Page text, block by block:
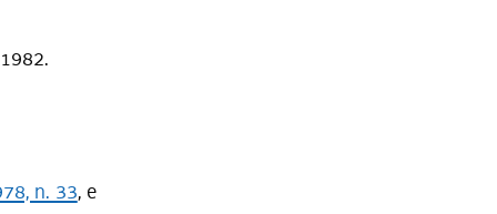
n. 33, e